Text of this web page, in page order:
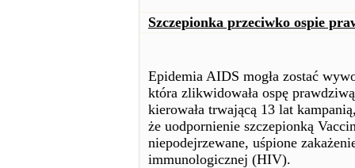
Szczepionka przeciwko ospie
Epidemia AIDS mogła zostać
która zlikwidowała ospę
kierowała trwającą 13 lat
że uodpornienie szczepionką
niepodejrzewane, uśpione
immunologicznej (HIV).